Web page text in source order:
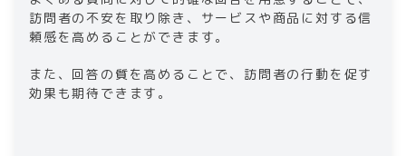
訪問者の不安を取り除き、サービスや商品に対する信
頼感を高めることができます。
また、回答の質を高めることで、訪問者の行動を促す
効果も期待できます。